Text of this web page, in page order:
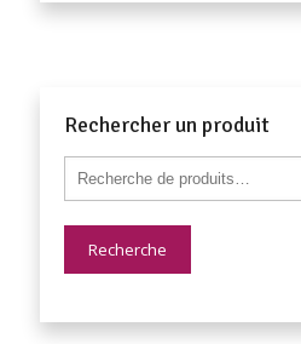
Rechercher un produit
Recherche